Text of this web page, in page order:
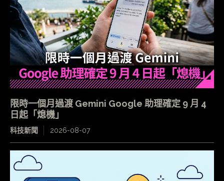
限時一個月過渡 Gemini Google 助理確定 9 月 4
日起「熄機」
科技新聞 2026-08-07